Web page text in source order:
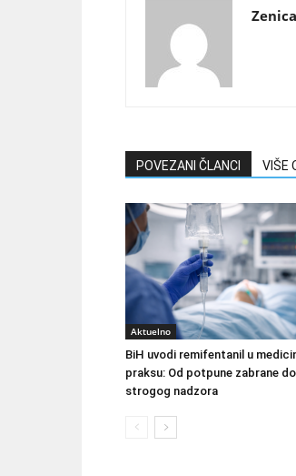
POVEZANI ČLANCI VIŠE
Aktuelno
BiH uvodi remifentanil u
praksu: Od potpune zabrane do
strogog nadzora